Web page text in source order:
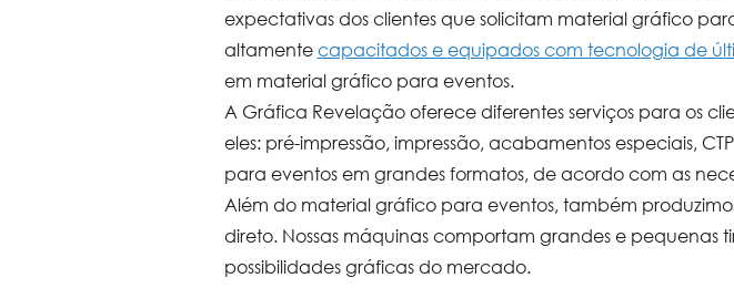
expectativas dos clientes que solicitam material gráfico
altamente capacitados e equipados com tecnologia de
em material gráfico para eventos.
A Gráfica Revelação oferece diferentes serviços para os
eles: pré-impressão, impressão, acabamentos especiais,
para eventosem grandes formatos, de acordo com as
Além do material gráfico para eventos, também
direto. Nossas máquinas comportam grandes e pequenas
possibilidades gráficas do mercado.